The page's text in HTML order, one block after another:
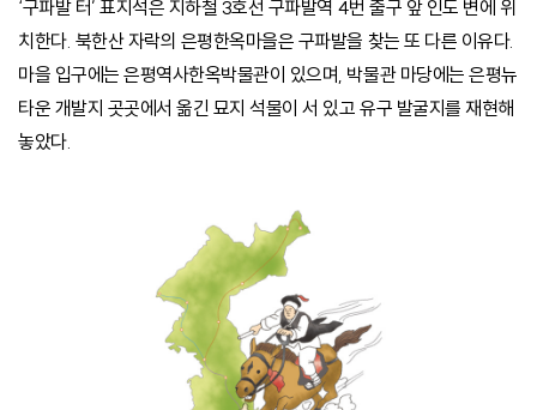
‘구파발 터’ 표지석은 지하철 3호선 구파발역 4번 출구 앞 인도 변에 위
치한다. 북한산 자락의 은평한옥마을은 구파발을 찾는 또 다른 이유다.
마을 입구에는 은평역사한옥박물관이 있으며, 박물관 마당에는 은평뉴
타운 개발지 곳곳에서 옮긴 묘지 석물이 서 있고 유구 발굴지를 재현해
놓았다.